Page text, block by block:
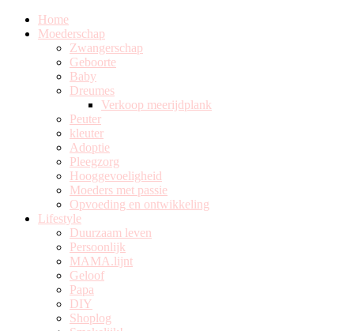
Home
Moederschap
Zwangerschap
Geboorte
Baby
Dreumes
Verkoop meerijdplank
Peuter
kleuter
Adoptie
Pleegzorg
Hooggevoeligheid
Moeders met passie
Opvoeding en ontwikkeling
Lifestyle
Duurzaam leven
Persoonlijk
MAMA.lijnt
Geloof
Papa
DIY
Shoplog